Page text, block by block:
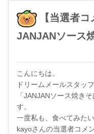
【当選者
JANJANソース
こんにちは。
ドリームメールスタッフ
「JANJANソース焼き
す。
一度私も、食べてみたい
kayoさんの当選者コメ